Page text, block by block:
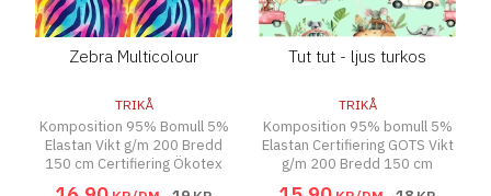
Zebra Multicolour
TRIKÅ
Komposition 95% Bomull 5%
Elastan Vikt g/m 200 Bredd
150 cm Certifiering Ökotex
Tut tut - ljus turkos
TRIKÅ
Komposition 95% bomull 5%
Elastan Certifiering GOTS Vikt
g/m 200 Bredd 150 cm